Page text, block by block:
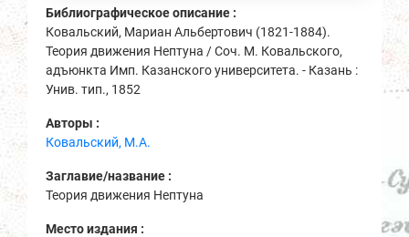
Библиографическое описание :
Ковальский, Мариан Альбертович (1821-1884).
Теория движения Нептуна / Соч. М. Ковальского,
адъюнкта Имп. Казанского университета. - Казань :
Унив. тип., 1852
Авторы :
Ковальский, М.А.
Заглавие/название :
Теория движения Нептуна
Место издания :